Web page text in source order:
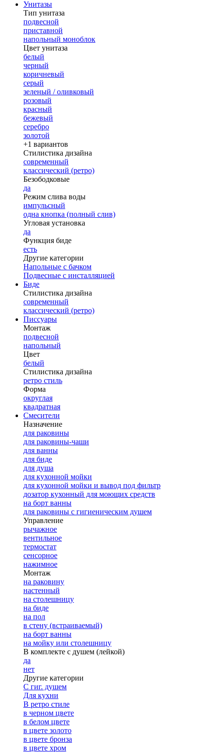
Унитазы
Тип унитаза
подвесной
приставной
напольный моноблок
Цвет унитаза
белый
черный
коричневый
серый
зеленый / оливковый
розовый
красный
бежевый
серебро
золотой
+1 вариантов
Стилистика дизайна
современный
классический (ретро)
Безободковые
да
Режим слива воды
импульсный
одна кнопка (полный слив)
Угловая установка
да
Функция биде
есть
Другие категории
Напольные с бачком
Подвесные с инсталляцией
Биде
Стилистика дизайна
современный
классический (ретро)
Писсуары
Монтаж
подвесной
напольный
Цвет
белый
Стилистика дизайна
ретро стиль
Форма
округлая
квадратная
Смесители
Назначение
для раковины
для раковины-чаши
для ванны
для биде
для душа
для кухонной мойки
для кухонной мойки и вывод под фильтр
дозатор кухонный для моющих средств
на борт ванны
для раковины с гигиеническим душем
Управление
рычажное
вентильное
термостат
сенсорное
нажимное
Монтаж
на раковину
настенный
на столешницу
на биде
на пол
в стену (встраиваемый)
на борт ванны
на мойку или столешницу
В комплекте с душем (лейкой)
да
нет
Другие категории
С гиг. душем
Для кухни
В ретро стиле
в черном цвете
в белом цвете
в цвете золото
в цвете бронза
в цвете хром